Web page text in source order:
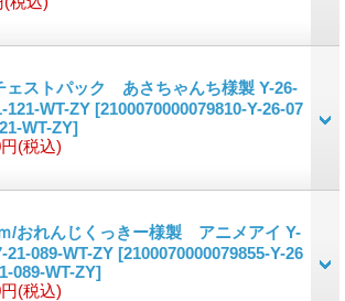
ェストパック あさちゃんち様製 Y-26-
121-WT-ZY [2100070000079810-Y-26-07
WT-ZY]
(税込)
/おれんじくっきー様製 アニメアイ Y-
21-089-WT-ZY [2100070000079855-Y-26
089-WT-ZY]
(税込)